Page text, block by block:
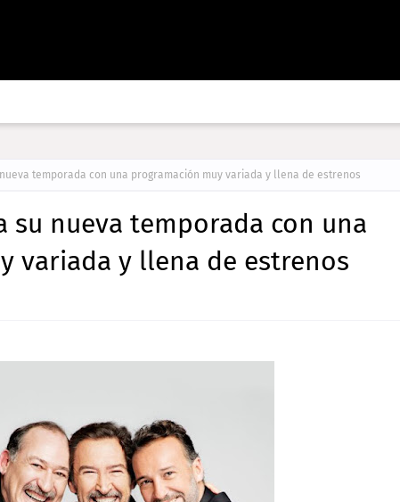
temporada con una programación muy variada y llena de estrenos
su nueva temporada con una
variada y llena de estrenos